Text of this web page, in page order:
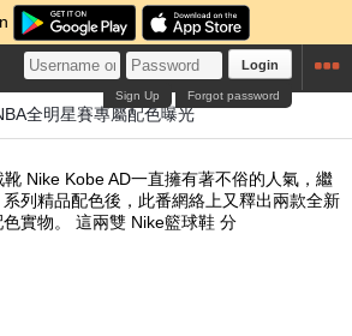
Login
Forgot password
Sign Up
全明星賽專屬配色曝光
Nike Kobe AD一直擁有著不俗的人氣，繼
列精品配色後，此番網絡上又釋出兩款全新
實物。 這兩雙 Nike籃球鞋 分